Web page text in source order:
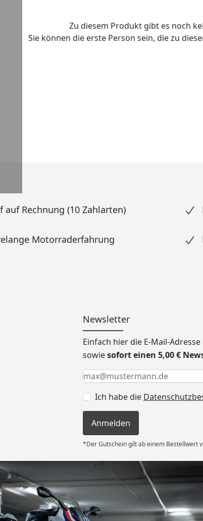
Zu diesem Produkt gibt es noch
Sie können die erste Person sein, die zu
auf Rechnung (10 Zahlarten)
Motorraderfahrung
Newsletter
Einfach hier die E-Mail-
sowiesofort einen 5,00 €
Keine Eingabe erforderlich
Eingabe erforderlich
E-Mail *
Ich habe die
Anmelden
*Der Gutschein gilt ab einem Bestellwert
Versand